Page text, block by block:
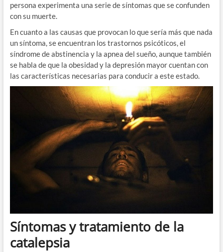
persona experimenta una serie de síntomas que se confunden
con su muerte.
En cuanto a las causas que provocan lo que sería más que nada
un síntoma, se encuentran los trastornos psicóticos, el
síndrome de abstinencia y la apnea del sueño, aunque también
se habla de que la obesidad y la depresión mayor cuentan con
las características necesarias para conducir a este estado.
Síntomas y tratamiento de la
catalepsia